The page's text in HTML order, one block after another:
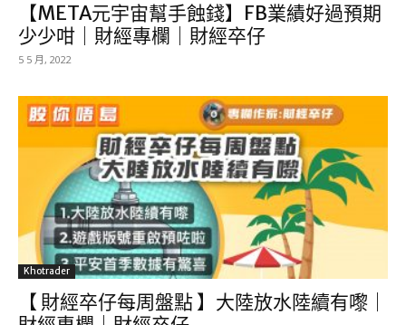
【META元宇宙幫手蝕錢】FB業績好過預期
少少咁｜財經專欄｜財經卒仔
5 5 月, 2022
Khotrader
【 財經卒仔每周盤點 】大陸放水陸續有嚟｜